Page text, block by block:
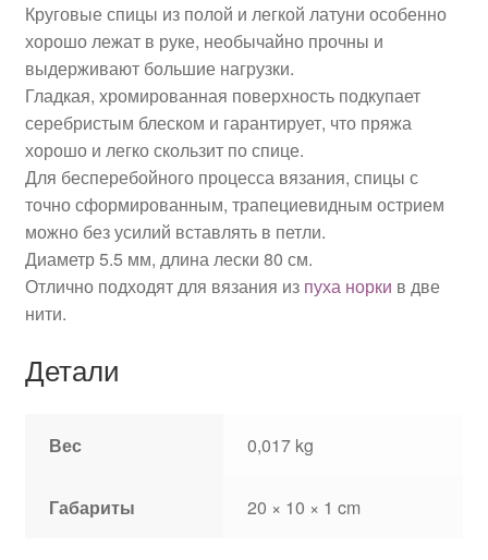
Круговые спицы из полой и легкой латуни особенно
хорошо лежат в руке, необычайно прочны и
выдерживают большие нагрузки.
Гладкая, хромированная поверхность подкупает
серебристым блеском и гарантирует, что пряжа
хорошо и легко скользит по спице.
Для бесперебойного процесса вязания, спицы с
точно сформированным, трапециевидным острием
можно без усилий вставлять в петли.
Диаметр 5.5 мм, длина лески 80 см.
Отлично подходят для вязания из пуха норки в две
нити.
Детали
Вес 0,017 kg
Габариты 20 × 10 × 1 cm